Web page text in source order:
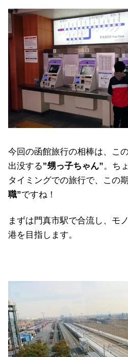
今回の函館旅行の相棒は、こ
出没する”甥っ子ちゃん”。ち
タイミングでの旅行で、この
職”ですね！
まずは門真市駅で合流し、モ
港を目指します。